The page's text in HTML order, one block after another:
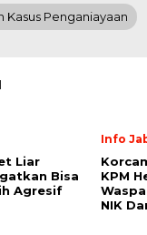
Kasus Penganiayaan
Liar
Bisa
Agresif
Info
KPM
NIK